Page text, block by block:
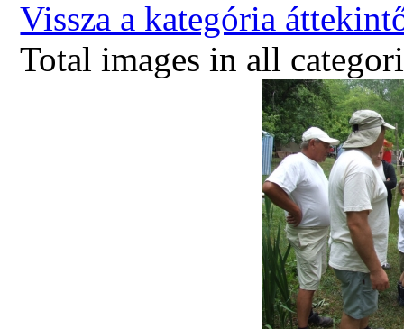
Vissza a kategória
Total images in all